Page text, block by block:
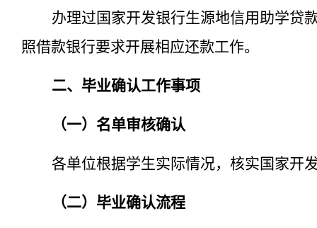
办理过国家开发银行生源地信用助学贷
照借款银行要求开展相应还款工作。
二、毕业确认工作事项
（一）名单审核确认
各单位根据学生实际情况，核实国家开
（二）毕业确认流程